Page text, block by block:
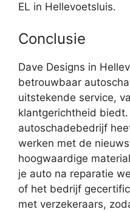
EL in Hellevoetsluis.
Conclusie
Dave Designs in
betrouwbaar
uitstekende service,
klantgerichtheid biedt.
autoschadebedrijf
werken met de
hoogwaardige
je auto na reparatie
of het bedrijf
met verzekeraars,